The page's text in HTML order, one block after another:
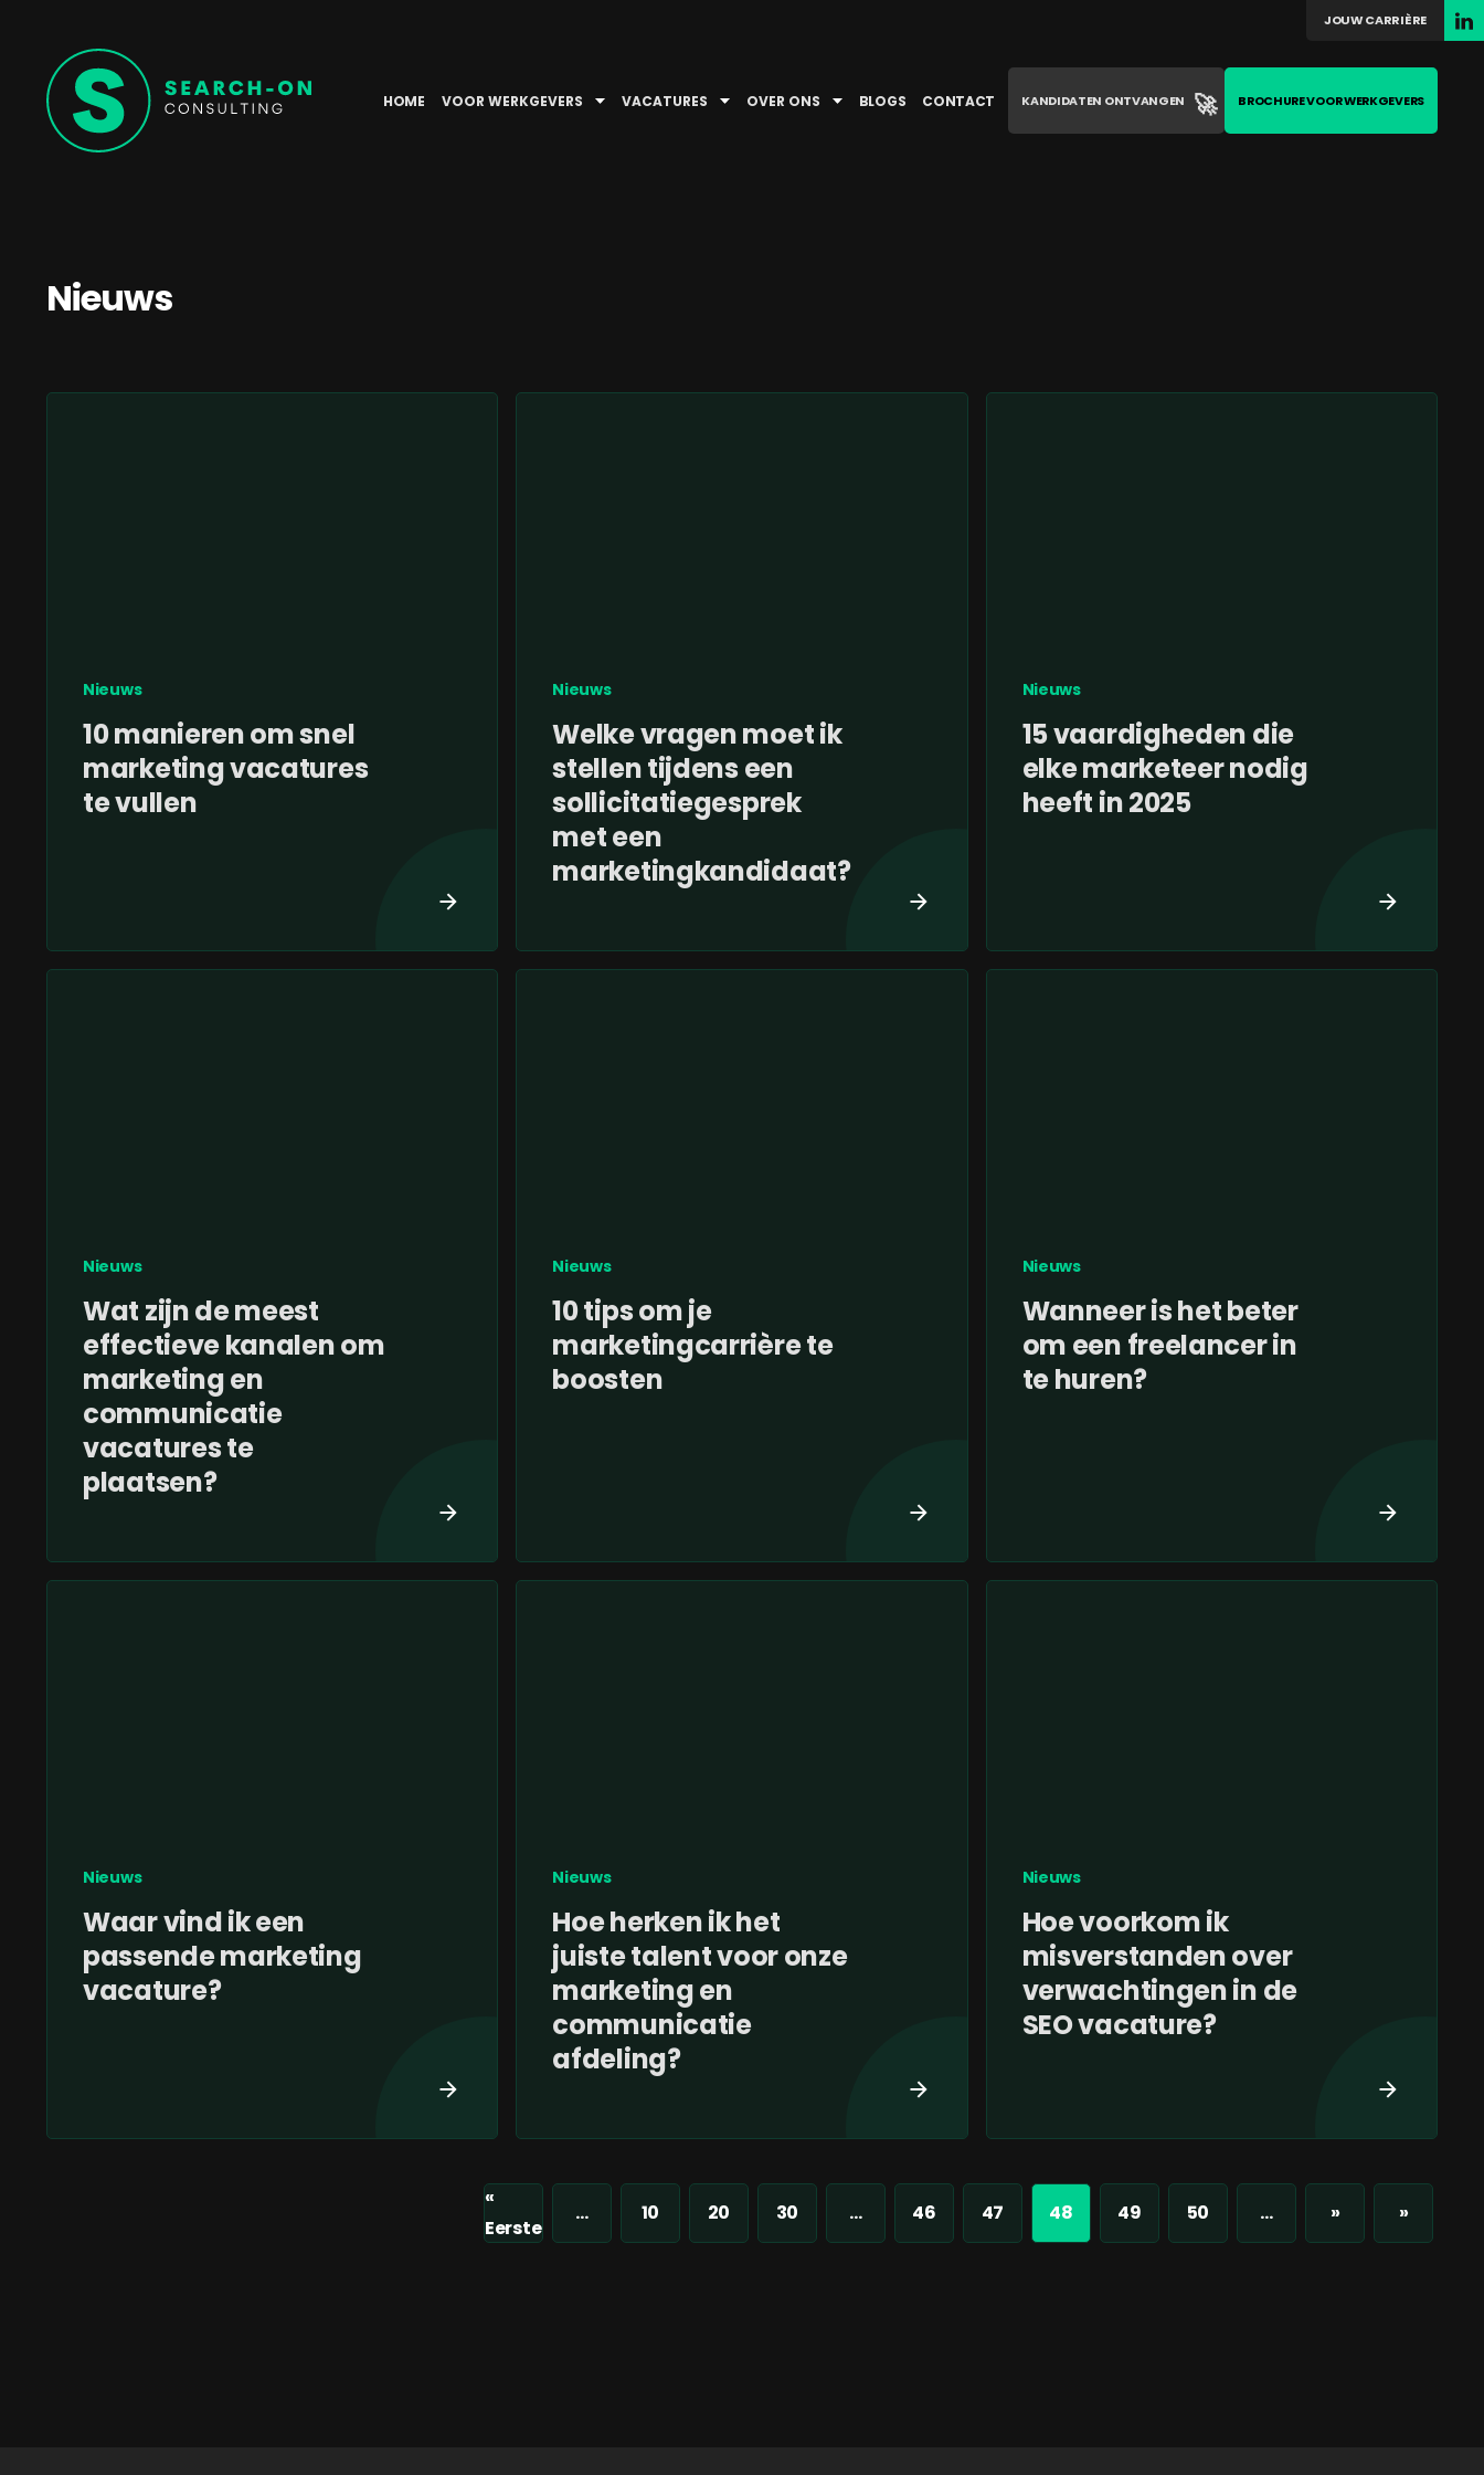
HOME VOOR WERKGEVERS VACATURES OVER ONS BLOGS CONTACT
JOUW CARRIÈRE
KANDIDATEN ONTVANGEN 🚀 BROCHURE VOOR WERKGEVERS
Nieuws
Nieuws
10 manieren om snel
marketing vacatures
te vullen
Nieuws
Welke vragen moet ik
stellen tijdens een
sollicitatiegesprek
met een
marketingkandidaat?
Nieuws
15 vaardigheden die
elke marketeer nodig
heeft in 2025
Nieuws
Wat zijn de meest
effectieve kanalen om
marketing en
communicatie
vacatures te
plaatsen?
Nieuws
10 tips om je
marketingcarrière te
boosten
Nieuws
Wanneer is het beter
om een freelancer in
te huren?
Nieuws
Waar vind ik een
passende marketing
vacature?
Nieuws
Hoe herken ik het
juiste talent voor onze
marketing en
communicatie
afdeling?
Nieuws
Hoe voorkom ik
misverstanden over
verwachtingen in de
SEO vacature?
«
Eerste
... 10 20 30 ... 46 47 48 49 50 ... » »